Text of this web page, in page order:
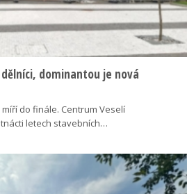
dominantou je nová
do finále. Centrum Veselí
letech stavebních…